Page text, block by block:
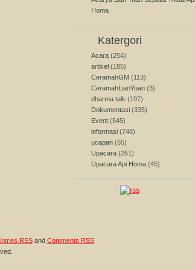
Homa
Katergori
Acara (254)
artikel (185)
CeramahGM (113)
CeramahLianYuan (3)
dharma talk (197)
Dokumentasi (335)
Event (545)
informasi (748)
ucapan (65)
Upacara (261)
Upacara Api Homa (45)
RSSand Comments RSS